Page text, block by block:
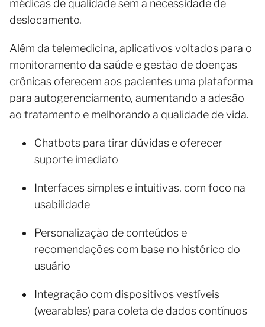
médicas de qualidade sem a necessidade de
deslocamento.
Além da telemedicina, aplicativos voltados para o
monitoramento da saúde e gestão de doenças
crônicas oferecem aos pacientes uma plataforma
para autogerenciamento, aumentando a adesão
ao tratamento e melhorando a qualidade de vida.
Chatbots para tirar dúvidas e oferecer
suporte imediato
Interfaces simples e intuitivas, com foco na
usabilidade
Personalização de conteúdos e
recomendações com base no histórico do
usuário
Integração com dispositivos vestíveis
(wearables) para coleta de dados contínuos